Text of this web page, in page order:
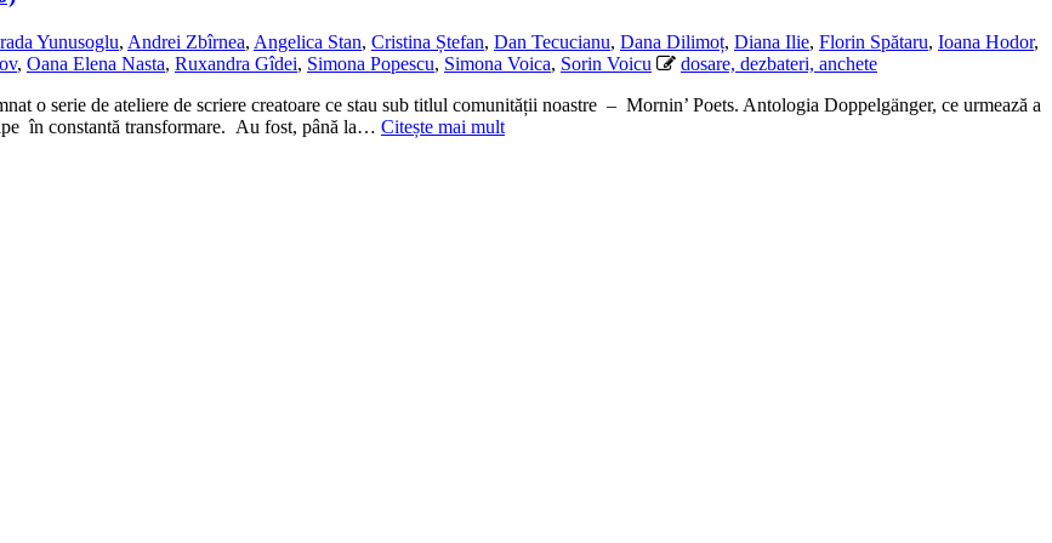
Yunusoglu, Andrei Zbîrnea, Angelica Stan, Cristina Ștefan, Dan Tecucianu, Dana Dilimoț, Diana Ilie, Florin Spătaru, Ioana Hodor,
, Oana Elena Nasta, Ruxandra Gîdei, Simona Popescu, Simona Voica, Sorin Voicu
dosare, dezbateri, anchete
o serie de ateliere de scriere creatoare ce stau sub titlul comunității noastre – Mornin’ Poets. Antologia Doppelgänger, ce urmează a
în constantă transformare. Au fost, până la… Citește mai mult